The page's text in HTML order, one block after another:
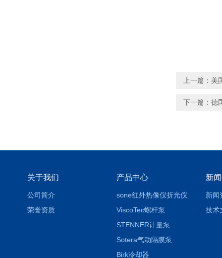
上一篇： 美
下一篇： 德
关于我们
公司简介
荣誉资质
产品中心
sone红外热像仪折光仪
ViscoTec螺杆泵
STENNER计量泵
Sotera气动隔膜泵
Birk冷却器
新
新闻
技术